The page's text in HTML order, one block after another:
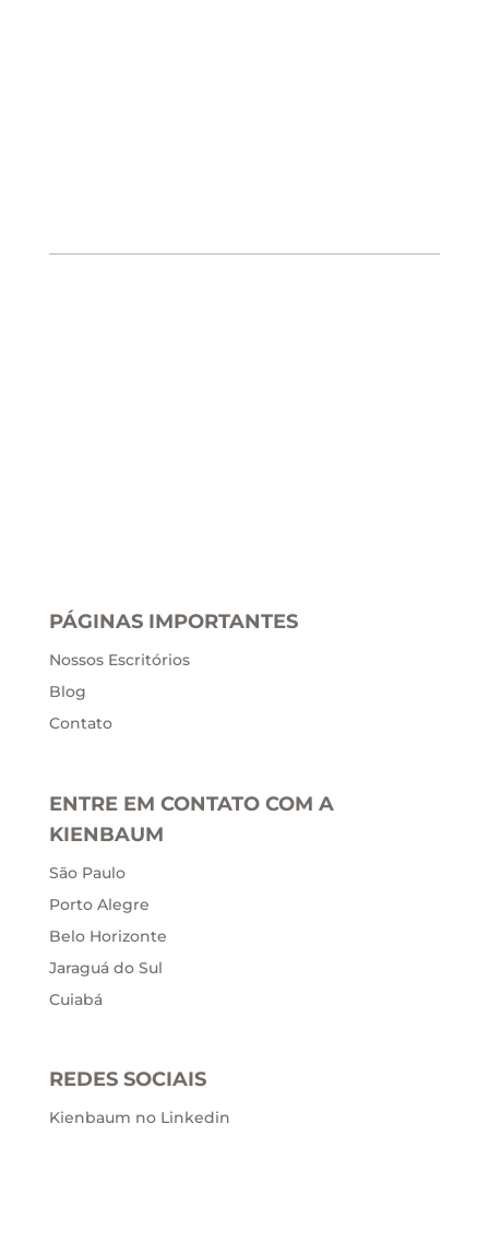
PÁGINAS IMPORTANTES
Nossos Escritórios
Blog
Contato
ENTRE EM CONTATO COM A
KIENBAUM
São Paulo
Porto Alegre
Belo Horizonte
Jaraguá do Sul
Cuiabá
REDES SOCIAIS
Kienbaum no Linkedin